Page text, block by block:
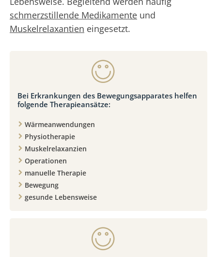
schmerzstillende Medikamente und
Muskelrelaxantien eingesetzt.
Bei Erkrankungen des Bewegungsapparates helfen
folgende Therapieansätze:
Wärmeanwendungen
Physiotherapie
Muskelrelaxanzien
Operationen
manuelle Therapie
Bewegung
gesunde Lebensweise